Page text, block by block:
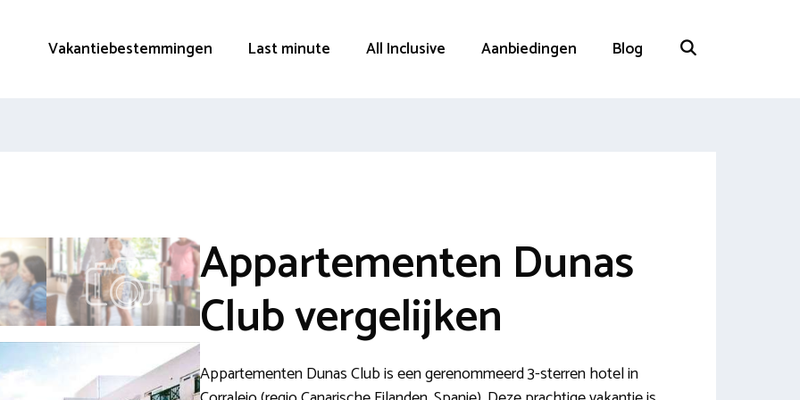
Vakantiebestemmingen Last minute All Inclusive Aanbiedingen Blog
Appartementen Dunas
Club vergelijken
Appartementen Dunas Club is een gerenommeerd 3-sterren hotel in